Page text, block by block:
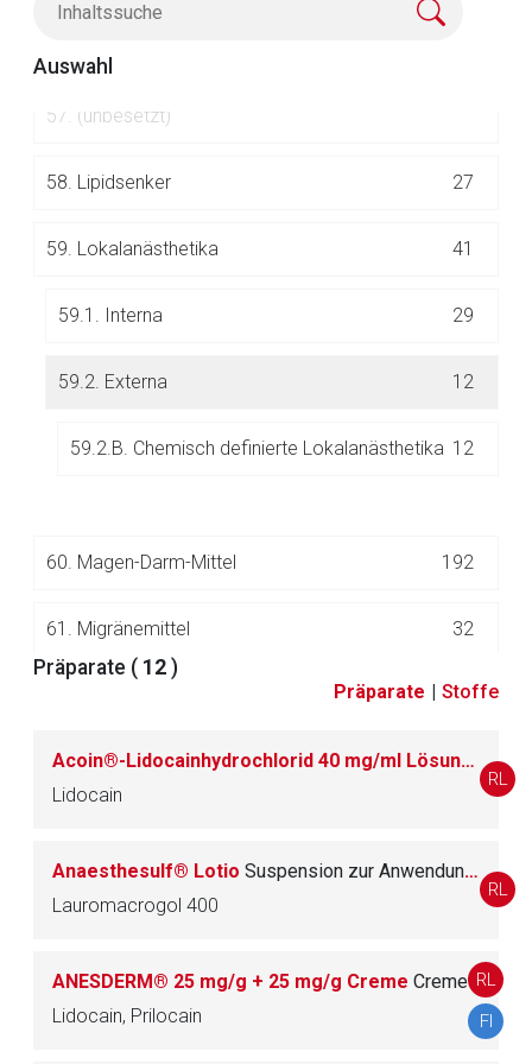
Auswahl
57. (unbesetzt)
58. Lipidsenker 27
59. Lokalanästhetika 41
59.1. Interna 29
59.2. Externa 12
59.2.B. Chemisch definierte Lokalanästhetika 12
60. Magen-Darm-Mittel 192
61. Migränemittel 32
70
63. Mund- und Rachentherapeutika (zur lokalen
Anwendung)
Narkosemittel (Allgemeinanästhetika)
66. Neuropathiepräparate und andere neurotrop
e Mittel
40
Präparate ( 12 )
Präparate | Stoffe
Acoin®-Lidocainhydrochlorid 40 mg/ml Lösung
Lidocain
RL
Anaesthesulf® Lotio Suspension zur Anwendung auf der Haut
Lauromacrogol 400
RL
ANESDERM® 25 mg/g + 25 mg/g Creme Creme
Lidocain, Prilocain
RL
FI
Seite. Für die Inhalte der externen Web-Seite ist deren
Datenschutzbestimmungen.